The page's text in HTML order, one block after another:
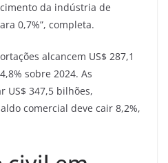
da indústria de
0,7%”, completa.
alcancem US$ 287,1
sobre 2024. As
US$ 347,5 bilhões,
comercial deve cair 8,2%,